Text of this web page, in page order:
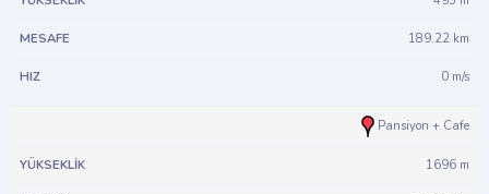
189.22 km
0 m/s
Pansiyon + Cafe
1696 m